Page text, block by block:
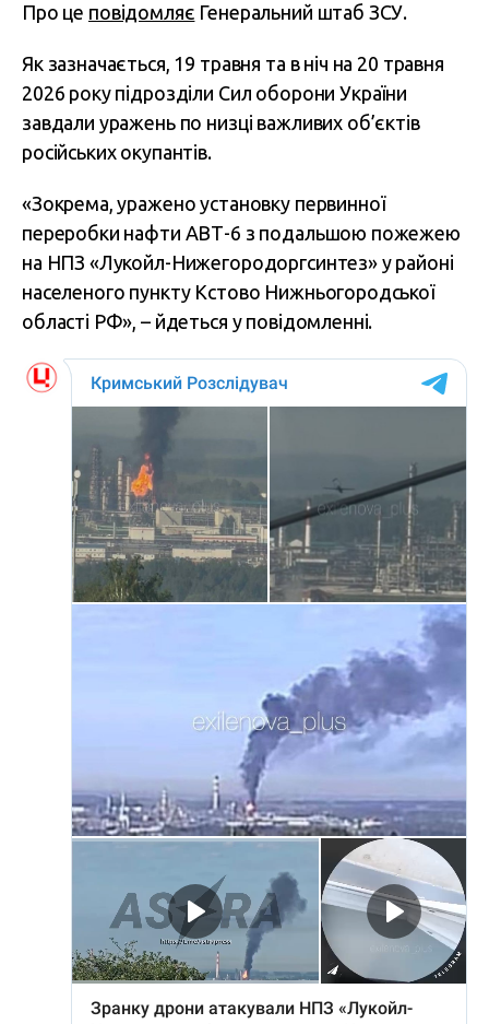
Про це повідомляє Генеральний штаб ЗСУ.
Як зазначається, 19 травня та в ніч на 20 травня
2026 року підрозділи Сил оборони України
завдали уражень по низці важливих об’єктів
російських окупантів.
«Зокрема, уражено установку первинної
переробки нафти АВТ-6 з подальшою пожежею
на НПЗ «Лукойл-Нижегородоргсинтез» у районі
населеного пункту Кстово Нижньогородської
області РФ», – йдеться у повідомленні.